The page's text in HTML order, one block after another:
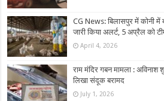
CG News: बिलासपुर में कोनी
जारी किया अलर्ट, 5 अप्रैल को
April 4, 2026
राम मंदिर गबन मामला : अविनाश
लिखा संदूक बरामद
July 1, 2026